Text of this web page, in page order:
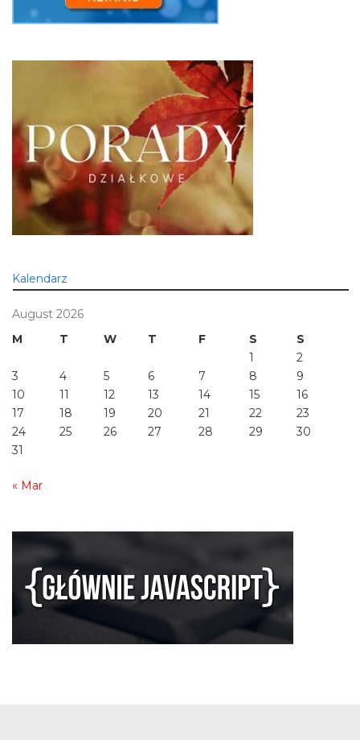
Kalendarz
August 2026
M
T W T F S
S
1
2
3
4 5 6 7 8
9
10
11 12 13 14 15
16
17
18 19 20 21 22
23
24
25 26 27 28 29
30
31
« Mar